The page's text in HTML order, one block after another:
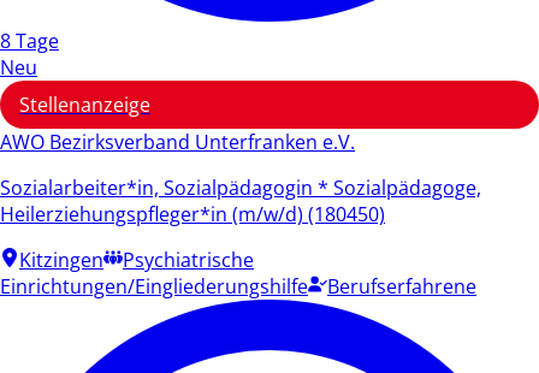
8 Tage
Neu
Stellenanzeige
AWO Bezirksverband Unterfranken e.V.
Sozialarbeiter*in, Sozialpädagogin * Sozialpädagoge,
Heilerziehungspfleger*in (m/w/d) (180450)
Kitzingen
Psychiatrische
Einrichtungen/Eingliederungshilfe
Berufserfahrene